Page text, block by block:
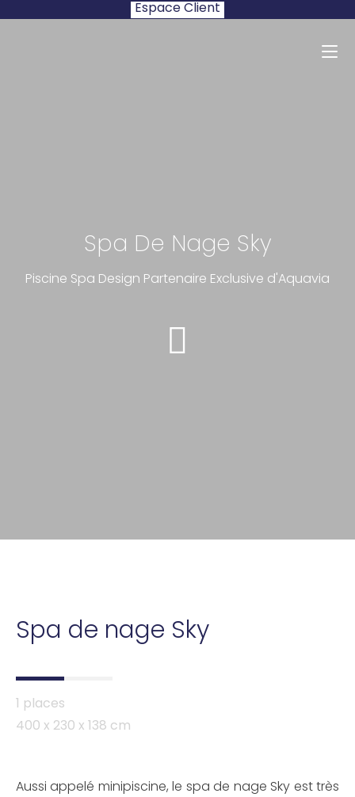
Espace Client
Spa De Nage Sky
Piscine Spa Design Partenaire Exclusive d'Aquavia
Spa de nage Sky
1 places
400 x 230 x 138 cm
Aussi appelé minipiscine, le spa de nage Sky est très